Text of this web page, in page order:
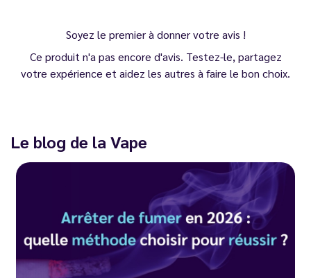
Soyez le premier à donner votre avis !
Ce produit n'a pas encore d'avis. Testez-le, partagez
votre expérience et aidez les autres à faire le bon choix.
Le blog de la Vape